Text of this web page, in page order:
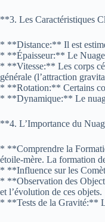
**3. Les Caractéristiques
* **Distance:** Il est
* **Épaisseur:** Le Nuage
* **Vitesse:** Les corps
générale (l’attraction
* **Rotation:** Certains
* **Dynamique:** Le
**4. L’Importance du
* **Comprendre la
étoile-mère. La formation
* **Influence sur les
* **Observation des
et l’évolution de ces objets.
* **Tests de la Gravité:**